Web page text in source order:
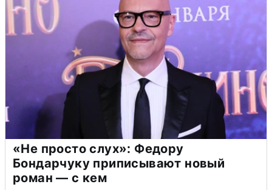
«Не просто слух»: Федору
Бондарчуку приписывают новый
роман — с кем